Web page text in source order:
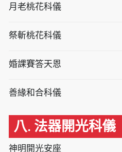
月老桃花科儀
祭斬桃花科儀
婚課賽答天恩
善緣和合科儀
八. 法器開光科儀
神明開光安座